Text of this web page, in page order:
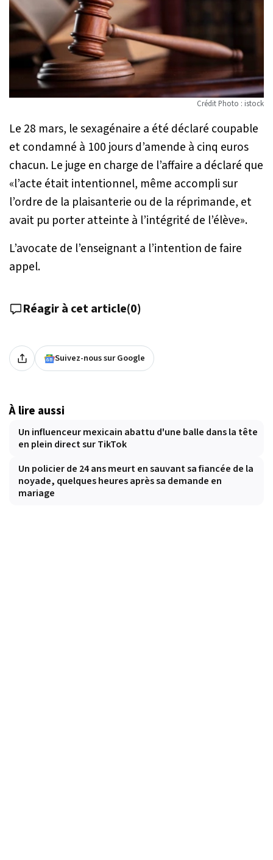
Crédit Photo : istock
Le 28 mars, le sexagénaire a été déclaré coupable
et condamné à 100 jours d’amende à cinq euros
chacun. Le juge en charge de l’affaire a déclaré que
«l’acte était intentionnel, même accompli sur
l’ordre de la plaisanterie ou de la réprimande, et
avait pu porter atteinte à l’intégrité de l’élève».
L’avocate de l’enseignant a l’intention de faire
appel.
Réagir à cet article(0)
Suivez-nous sur Google
À lire aussi
Un influenceur mexicain abattu d'une balle dans la tête
en plein direct sur TikTok
Un policier de 24 ans meurt en sauvant sa fiancée de la
noyade, quelques heures après sa demande en
mariage